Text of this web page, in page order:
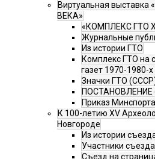
Виртуальная
ВЕКА»
«КОМПЛЕКС ГТО
Журнальные
Из истории ГТО
Комплекс ГТО на
газет 1970-1980-х
Значки ГТО
ПОСТАНОВЛЕНИЕ
Приказ
К 100-летию XV
Новгороде
Из истории
Участники съезда
Cъезд на